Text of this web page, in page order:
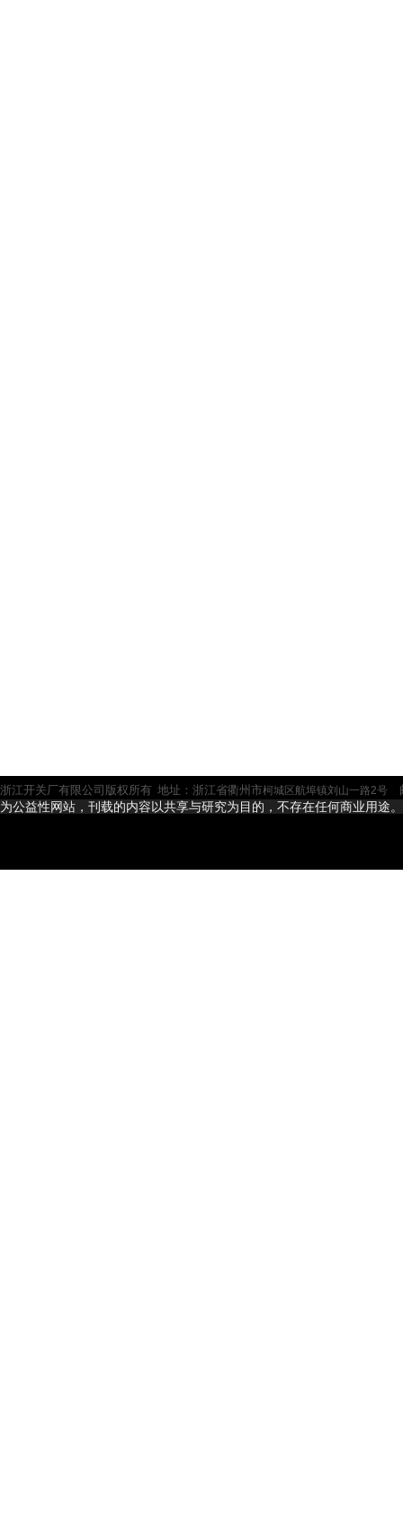
浙江开关厂有限公司版权所有 地址：浙江省衢州市柯城区航埠镇刘山一路2号
为公益性网站，刊载的内容以共享与研究为目的，不存在任何商业用途